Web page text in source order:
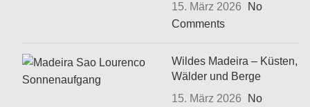
15. März 2026
No
Comments
Wildes Madeira – Küsten,
Wälder und Berge
15. März 2026
No